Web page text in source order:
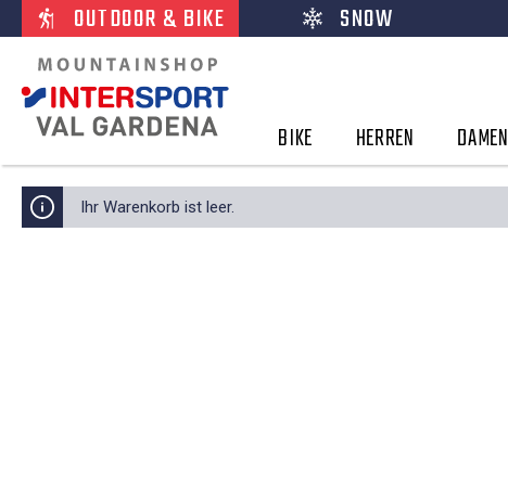
OUTDOOR & BIKE SNOW
BIKE HERREN DAMEN
Ihr Warenkorb ist leer.